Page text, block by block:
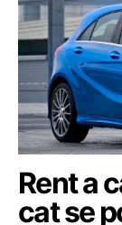
Rent a
cat se